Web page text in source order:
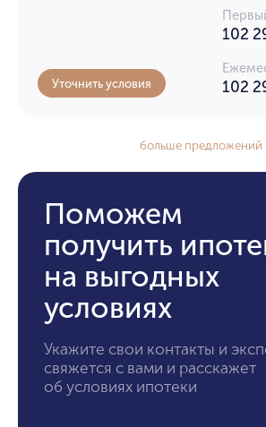
102
102
Уточнить условия
больше предложений
Поможем
получить
на выгодных
условиях
Укажите свои контакты и
свяжется с вами и расскажет
об условиях ипотеки